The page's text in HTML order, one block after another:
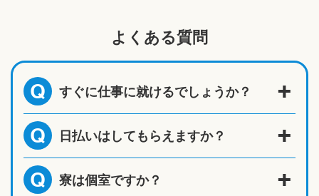
よくある質問
Q すぐに仕事に就けるでしょうか？
Q 日払いはしてもらえますか？
Q 寮は個室ですか？